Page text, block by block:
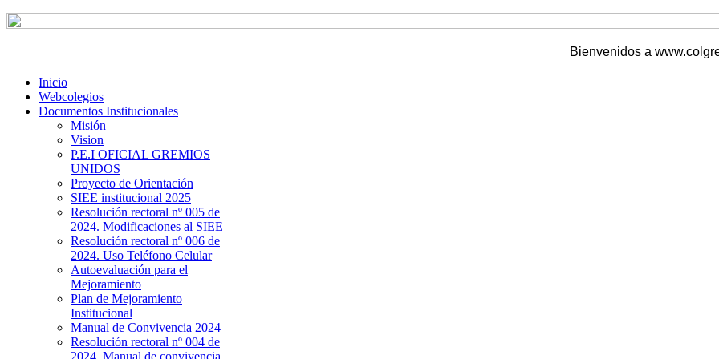
Bienvenidos a
Inicio
Webcolegios
Documentos Institucionales
Misión
Vision
P.E.I OFICIAL GREMIOS
UNIDOS
Proyecto de Orientación
SIEE institucional 2025
Resolución rectoral nº 005 de
2024. Modificaciones al SIEE
Resolución rectoral nº 006 de
2024. Uso Teléfono Celular
Autoevaluación para el
Mejoramiento
Plan de Mejoramiento
Institucional
Manual de Convivencia 2024
Resolución rectoral nº 004 de
2024. Manual de convivencia